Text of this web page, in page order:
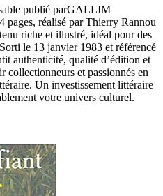
publié parGALLIM
pages, réalisé par Thierry Rannou
riche et illustré, idéal pour des
le 13 janvier 1983 et référencé
authenticité, qualité d’édition et
et passionnés en
Un investissement littéraire
votre univers culturel.